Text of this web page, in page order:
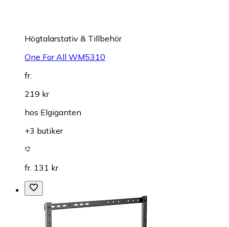
Högtalarstativ & Tillbehör
One For All WM5310
fr.
219 kr
hos Elgiganten
+3 butiker
fr. 131 kr